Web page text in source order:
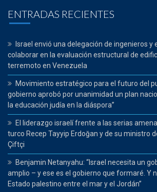
ENTRADAS RECIENTES
Israel envió una delegación de ingenieros y
colaborar en la evaluación estructural de
terremoto en Venezuela
Movimiento estratégico para el futuro del
gobierno aprobó por unanimidad un plan
la educación judía en la diáspora”
El liderazgo israelí frente a las serias
turco Recep Tayyip Erdoğan y de su ministro
Çiftçi
Benjamin Netanyahu: “Israel necesita un
amplio – y ese es el gobierno que formaré. Y
Estado palestino entre el mar y el Jordán”